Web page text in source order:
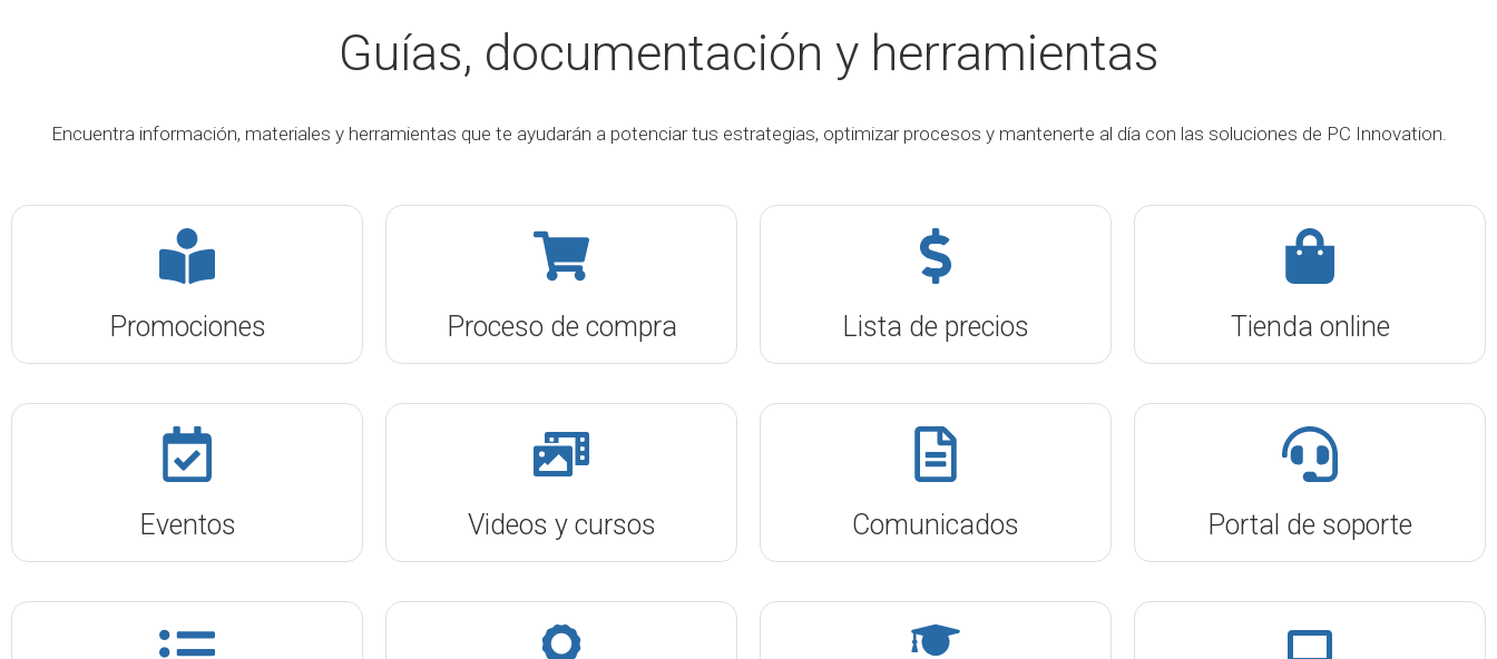
Guías, documentación y herramientas
Encuentra información, materiales y herramientas que te ayudarán a potenciar tus estrategias, optimizar procesos y mantenerte al día con las soluciones de PC Innovation.
Promociones Proceso de compra Lista de precios Tienda online
Eventos Videos y cursos Comunicados Portal de soporte